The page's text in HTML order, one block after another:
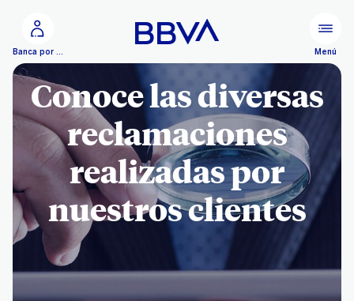
Banca por Internet Menú
Conoce las diversas
reclamaciones
realizadas por
nuestros clientes